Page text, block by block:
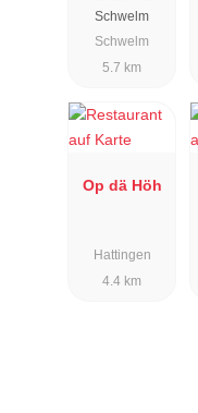
Schwelm
Schwelm
5.7 km
Op dä Höh
Hattingen
4.4 km